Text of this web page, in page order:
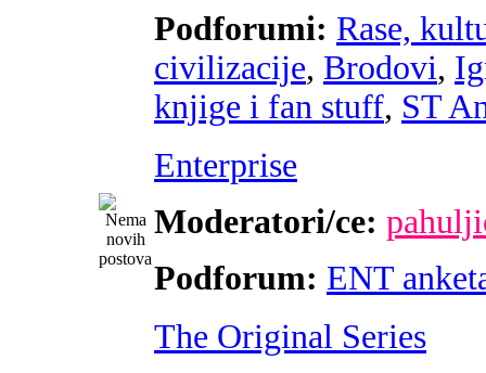
Podforumi: Rase,
civilizacije, Brodovi,
knjige i fan stuff, ST
Enterprise
Moderatori/ce:
Podforum: ENT
The Original Series